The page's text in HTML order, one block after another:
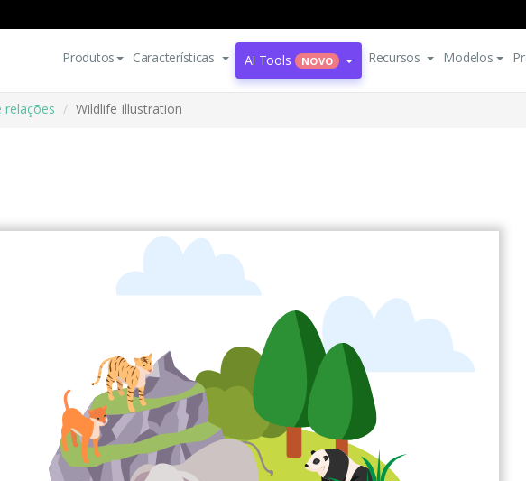
Produtos Características AI Tools NOVO Recursos Modelos
relações Wildlife Illustration